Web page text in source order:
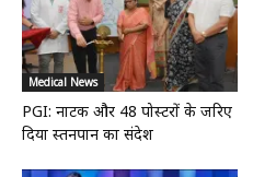
Medical News
PGI: नाटक और 48 पोस्टरों के जरिए
दिया स्तनपान का संदेश